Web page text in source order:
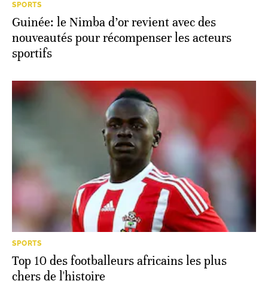
SPORTS
Guinée: le Nimba d’or revient avec des
nouveautés pour récompenser les acteurs
sportifs
SPORTS
Top 10 des footballeurs africains les plus
chers de l'histoire